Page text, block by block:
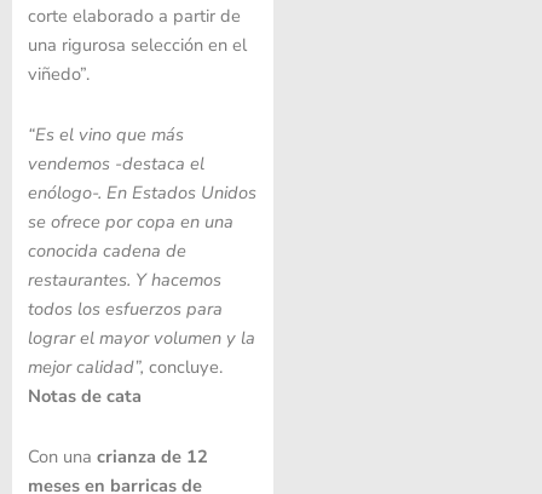
corte elaborado a partir de
una rigurosa selección en el
viñedo”.
“Es el vino que más
vendemos -destaca el
enólogo-. En Estados Unidos
se ofrece por copa en una
conocida cadena de
restaurantes. Y hacemos
todos los esfuerzos para
lograr el mayor volumen y la
mejor calidad”, concluye.
Notas de cata
Con una crianza de 12
meses en barricas de